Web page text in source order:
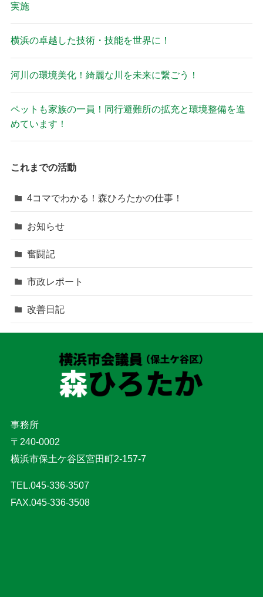
実施
横浜の卓越した技術・技能を世界に！
河川の環境美化！綺麗な川を未来に繋ごう！
ペットも家族の一員！同行避難所の拡充と環境整備を進
めています！
これまでの活動
4コマでわかる！森ひろたかの仕事！
お知らせ
奮闘記
市政レポート
改善日記
事務所
〒240-0002
横浜市保土ケ谷区宮田町2-157-7
TEL.045-336-3507
FAX.045-336-3508